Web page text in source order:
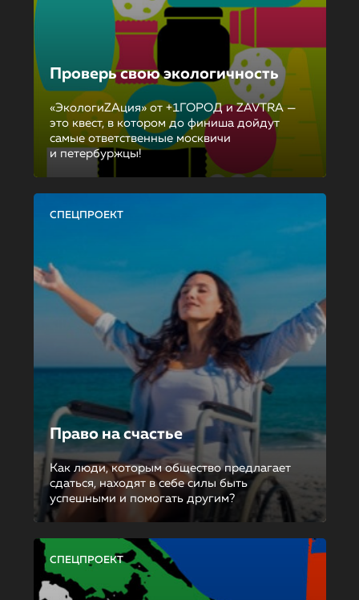
Проверь свою экологичность
«ЭкологиZAция» от +1ГОРОД и ZAVTRA —
это квест, в котором до финиша дойдут
самые ответственные москвичи
и петербуржцы!
СПЕЦПРОЕКТ
Право на счастье
Как люди, которым общество предлагает
сдаться, находят в себе силы быть
успешными и помогать другим?
СПЕЦПРОЕКТ